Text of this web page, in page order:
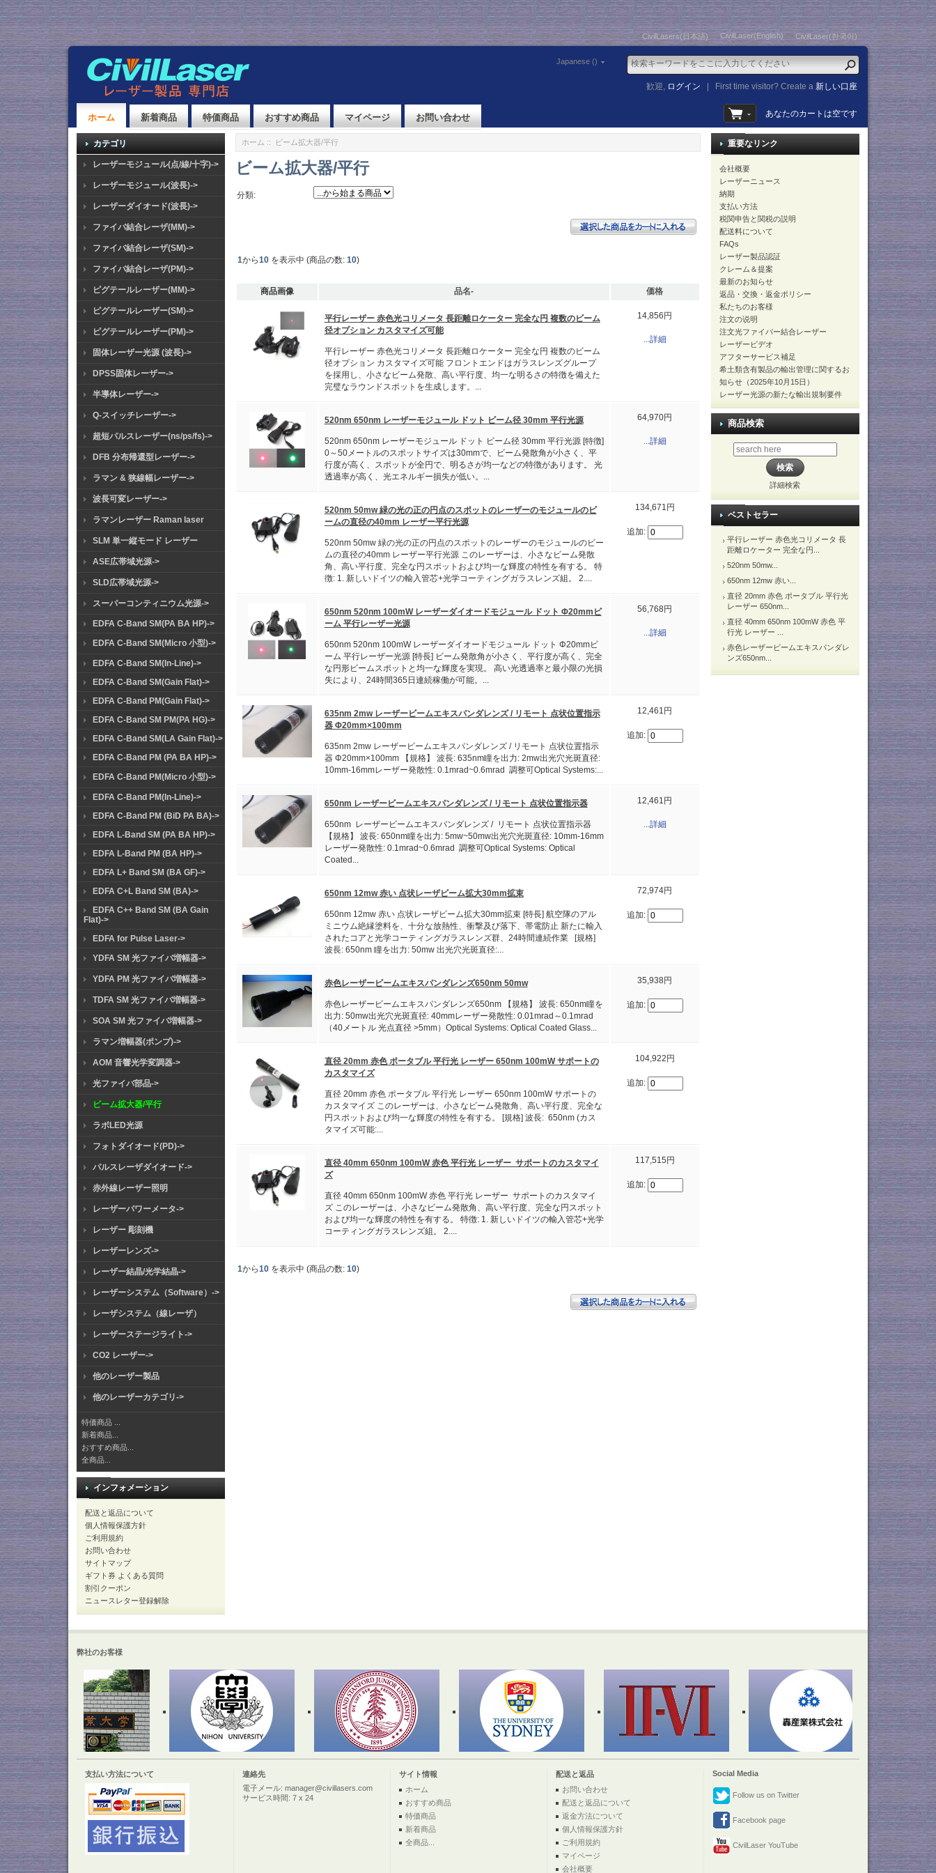
CivilLasers(日本語) CivilLaser(English) CivilLaser(한국어)
Japanese ()
歓迎, ログイン First time visitor? Create a新しい口座
ホーム 新着商品 特価商品 おすすめ商品 マイページ お問い合わせ あなたのカートは空です
カテゴリ
レーザーモジュール(点/線/十字)->
レーザーモジュール(波長)->
レーザーダイオード(波長)->
ファイバ結合レーザ(MM)->
ファイバ結合レーザ(SM)->
ファイバ結合レーザ(PM)->
ピグテールレーザー(MM)->
ピグテールレーザー(SM)->
ピグテールレーザー(PM)->
固体レーザー光源 (波長)->
DPSS固体レーザー->
半導体レーザー->
Q-スイッチレーザー->
超短パルスレーザー(ns/ps/fs)->
DFB 分布帰還型レーザー->
ラマン & 狭線幅レーザー->
波長可変レーザー->
ラマンレーザー Raman laser
SLM 単一縦モード レーザー
ASE広帯域光源->
SLD広帯域光源->
スーパーコンティニウム光源->
EDFA C-Band SM(PA BA HP)->
EDFA C-Band SM(Micro 小型)->
EDFA C-Band SM(In-Line)->
EDFA C-Band SM(Gain Flat)->
EDFA C-Band PM(Gain Flat)->
EDFA C-Band SM PM(PA HG)->
EDFA C-Band SM(LA Gain Flat)->
EDFA C-Band PM (PA BA HP)->
EDFA C-Band PM(Micro 小型)->
EDFA C-Band PM(In-Line)->
EDFA C-Band PM (BiD PA BA)->
EDFA L-Band SM (PA BA HP)->
EDFA L-Band PM (BA HP)->
EDFA L+ Band SM (BA GF)->
EDFA C+L Band SM (BA)->
EDFA C++ Band SM (BA Gain
Flat)->
EDFA for Pulse Laser->
YDFA SM 光ファイバ増幅器->
YDFA PM 光ファイバ増幅器->
TDFA SM 光ファイバ増幅器->
SOA SM 光ファイバ増幅器->
ラマン増幅器(ポンプ)->
AOM 音響光学変調器->
光ファイバ部品->
ビーム拡大器/平行
ラボLED光源
フォトダイオード(PD)->
パルスレーザダイオード->
赤外線レーザー照明
レーザーパワーメータ->
レーザー 彫刻機
レーザーレンズ->
レーザー結晶/光学結晶->
レーザーシステム（Software）->
レーザシステム（線レーザ）
レーザーステージライト->
CO2 レーザー->
他のレーザー製品
他のレーザーカテゴリ->
特価商品 ...
新着商品...
おすすめ商品...
全商品...
インフォメーション
配送と返品について
個人情報保護方針
ご利用規約
お問い合わせ
サイトマップ
ギフト券 よくある質問
割引クーポン
ニュースレター登録解除
ホーム :: ビーム拡大器/平行
ビーム拡大器/平行
分類:
1から10を表示中 (商品の数: 10)
商品画像 品名- 価格
平行レーザー 赤色光コリメータ 長距離ロケーター 完全な円 複数のビーム
径オプション カスタマイズ可能
平行レーザー 赤色光コリメータ 長距離ロケーター 完全な円 複数のビーム
径オプション カスタマイズ可能 フロントエンドはガラスレンズグループ
を採用し、小さなビーム発散、高い平行度、均一な明るさの特徴を備えた
完璧なラウンドスポットを生成します。...
14,856円
...詳細
520nm 650nm レーザーモジュール ドット ビーム径 30mm 平行光源
520nm 650nm レーザーモジュール ドット ビーム径 30mm 平行光源 [特徴]
0～50メートルのスポットサイズは30mmで、ビーム発散角が小さく、平
行度が高く、スポットが全円で、明るさが均一などの特徴があります。 光
透過率が高く、光エネルギー損失が低い。...
64,970円
...詳細
520nm 50mw 緑の光の正の円点のスポットのレーザーのモジュールのビ
ームの直径の40mm レーザー平行光源
520nm 50mw 緑の光の正の円点のスポットのレーザーのモジュールのビー
ムの直径の40mm レーザー平行光源 このレーザーは、小さなビーム発散
角、高い平行度、完全な円スポットおよび均一な輝度の特性を有する。 特
徴: 1. 新しいドイツの輸入管芯+光学コーティングガラスレンズ組。 2....
134,671円
追加:
650nm 520nm 100mW レーザーダイオードモジュール ドット Φ20mmビ
ーム 平行レーザー光源
650nm 520nm 100mW レーザーダイオードモジュール ドット Φ20mmビ
ーム 平行レーザー光源 [特長] ビーム発散角が小さく、平行度が高く、完全
な円形ビームスポットと均一な輝度を実現。 高い光透過率と最小限の光損
失により、24時間365日連続稼働が可能。...
56,768円
...詳細
635nm 2mw レーザービームエキスパンダレンズ / リモート 点状位置指示
器 Φ20mm×100mm
635nm 2mw レーザービームエキスパンダレンズ / リモート 点状位置指示
器 Φ20mm×100mm 【規格】 波長: 635nm瞳を出力: 2mw出光穴光斑直径:
10mm-16mmレーザー発散性: 0.1mrad~0.6mrad 調整可Optical Systems:...
12,461円
追加:
650nm レーザービームエキスパンダレンズ / リモート 点状位置指示器
650nm レーザービームエキスパンダレンズ / リモート 点状位置指示器
【規格】 波長: 650nm瞳を出力: 5mw~50mw出光穴光斑直径: 10mm-16mm
レーザー発散性: 0.1mrad~0.6mrad 調整可Optical Systems: Optical
Coated...
12,461円
...詳細
650nm 12mw 赤い 点状レーザビーム拡大30mm拡束
650nm 12mw 赤い 点状レーザビーム拡大30mm拡束 [特長] 航空隊のアル
ミニウム絶縁塗料を、十分な放熱性、衝撃及び落下、帯電防止 新たに輸入
されたコアと光学コーティングガラスレンズ群、24時間連続作業 [規格]
波長: 650nm 瞳を出力: 50mw 出光穴光斑直径:...
72,974円
追加:
赤色レーザービームエキスパンダレンズ650nm 50mw
赤色レーザービームエキスパンダレンズ650nm 【規格】 波長: 650nm瞳を
出力: 50mw出光穴光斑直径: 40mmレーザー発散性: 0.01mrad～0.1mrad
（40メートル 光点直径 >5mm）Optical Systems: Optical Coated Glass...
35,938円
追加:
直径 20mm 赤色 ポータブル 平行光 レーザー 650nm 100mW サポートの
カスタマイズ
直径 20mm 赤色 ポータブル 平行光 レーザー 650nm 100mW サポートの
カスタマイズ このレーザーは、小さなビーム発散角、高い平行度、完全な
円スポットおよび均一な輝度の特性を有する。 [規格] 波長: 650nm (カス
タマイズ可能:...
104,922円
追加:
直径 40mm 650nm 100mW 赤色 平行光 レーザー サポートのカスタマイ
ズ
直径 40mm 650nm 100mW 赤色 平行光 レーザー サポートのカスタマイ
ズ このレーザーは、小さなビーム発散角、高い平行度、完全な円スポット
および均一な輝度の特性を有する。 特徴: 1. 新しいドイツの輸入管芯+光学
コーティングガラスレンズ組。 2....
117,515円
追加:
1から10を表示中 (商品の数: 10)
重要なリンク
会社概要
レーザーニュース
納期
支払い方法
税関申告と関税の説明
配送料について
FAQs
レーザー製品認証
クレーム＆提案
最新のお知らせ
返品・交換・返金ポリシー
私たちのお客様
注文の说明
注文光ファイバー結合レーザー
レーザービデオ
アフターサービス補足
希土類含有製品の輸出管理に関するお
知らせ（2025年10月15日）
レーザー光源の新たな輸出規制要件
商品検索
詳細検索
ベストセラー
平行レーザー 赤色光コリメータ 長
距離ロケーター 完全な円...
520nm 50mw...
650nm 12mw 赤い...
直径 20mm 赤色 ポータブル 平行光
レーザー 650nm...
直径 40mm 650nm 100mW 赤色 平
行光 レーザー ...
赤色レーザービームエキスパンダレ
ンズ650nm...
弊社のお客様
支払い方法について 連絡先 サイト情報 配送と返品
Social Media
電子メール: manager@civillasers.com
サービス時間: 7 x 24
ホーム
おすすめ商品
特価商品
新着商品
全商品...
お問い合わせ
配送と返品について
返金方法について
個人情報保護方針
ご利用規約
マイページ
会社概要
Follow us on Twitter
Facebook page
CivilLaser YouTube